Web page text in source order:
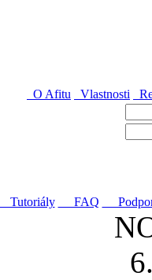
O Afitu Vlastnosti
Tutoriály FAQ